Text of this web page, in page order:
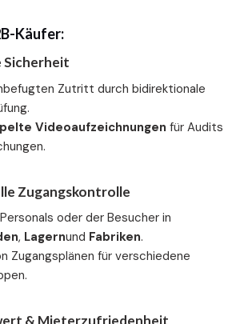
Käufer:
Sicherheit
Zutritt durch bidirektionale
Videoaufzeichnungen für Audits
Zugangskontrolle
oder der Besucher in
, Lagernund Fabriken.
Zugangsplänen für verschiedene
& Mieterzufriedenheit